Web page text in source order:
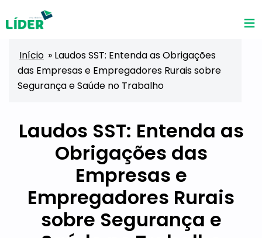
Início » Laudos SST: Entenda as Obrigações
das Empresas e Empregadores Rurais sobre
Segurança e Saúde no Trabalho
Laudos SST: Entenda as
Obrigações das
Empresas e
Empregadores Rurais
sobre Segurança e